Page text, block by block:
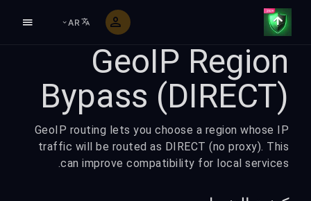
AR
GeoIP Region
Bypass (DIRECT)
GeoIP routing lets you choose a region whose IP
traffic will be routed as DIRECT (no proxy). This
can improve compatibility for local services.